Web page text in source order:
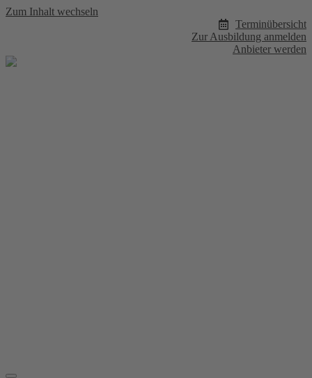
Zum Inhalt wechseln
Terminübersicht
Zur Ausbildung anmelden
Anbieter werden